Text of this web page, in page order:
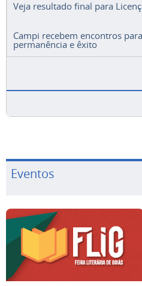
Veja resultado final para
Campi recebem encontros
permanência e êxito
Eventos